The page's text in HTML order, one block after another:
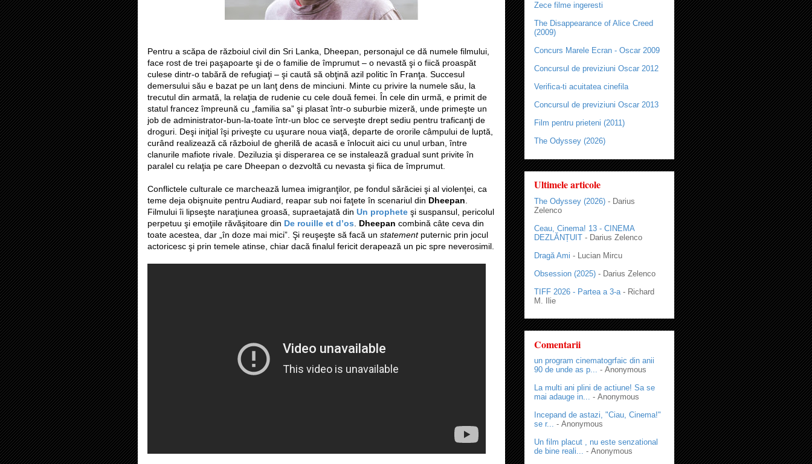
Pentru a scăpa de războiul civil din Sri Lanka, Dheepan, personajul ce dă numele filmului,
face rost de trei paşapoarte şi de o familie de împrumut – o nevastă şi o fiică proaspăt
culese dintr-o tabără de refugiaţi – şi caută să obţină azil politic în Franţa. Succesul
demersului său e bazat pe un lanţ dens de minciuni. Minte cu privire la numele său, la
trecutul din armată, la relaţia de rudenie cu cele două femei. În cele din urmă, e primit de
statul francez împreună cu „familia sa” şi plasat într-o suburbie mizeră, unde primeşte un
job de administrator-bun-la-toate într-un bloc ce serveşte drept sediu pentru traficanţi de
droguri. Deşi iniţial îşi priveşte cu uşurare noua viaţă, departe de ororile câmpului de luptă,
curând realizează că războiul de gherilă de acasă e înlocuit aici cu unul urban, între
clanurile mafiote rivale. Deziluzia şi disperarea ce se instalează gradual sunt privite în
paralel cu relaţia pe care Dheepan o dezvoltă cu nevasta şi fiica de împrumut.
Conflictele culturale ce marchează lumea imigranţilor, pe fondul sărăciei şi al violenţei, ca
teme deja obişnuite pentru Audiard, reapar sub noi faţete în scenariul din Dheepan
Filmului îi lipseşte naraţiunea groasă, supraetajată din Un prophete şi suspansul, pericolul
perpetuu şi emoţiile răvăşitoare din De rouille et d’os Dheepan combină câte ceva din
toate acestea, dar „în doze mai mici”. Şi reuşeşte să facă un statementputernic prin jocul
actoricesc şi prin temele atinse, chiar dacă finalul fericit derapează un pic spre neverosimil.
Zece filme ingeresti
The Disappearance of Alice Creed
(2009)
Concurs Marele Ecran - Oscar 2009
Concursul de previziuni Oscar 2012
Verifica-ti acuitatea cinefila
Concursul de previziuni Oscar 2013
Film pentru prieteni (2011)
The Odyssey (2026)
Ultimele articole
The Odyssey (2026) - Darius
Zelenco
Ceau, Cinema! 13 - CINEMA
DEZLĂNȚUIT - Darius Zelenco
Dragă Ami - Lucian Mircu
Obsession (2025) - Darius Zelenco
TIFF 2026 - Partea a 3-a - Richard
M. Ilie
Comentarii
un program cinematogrfaic din anii
90 de unde as p... - Anonymous
La multi ani plini de actiune! Sa se
mai adauge in... - Anonymous
Incepand de astazi, "Ciau, Cinema!"
se r... - Anonymous
Un film placut , nu este senzational
de bine reali... - Anonymous